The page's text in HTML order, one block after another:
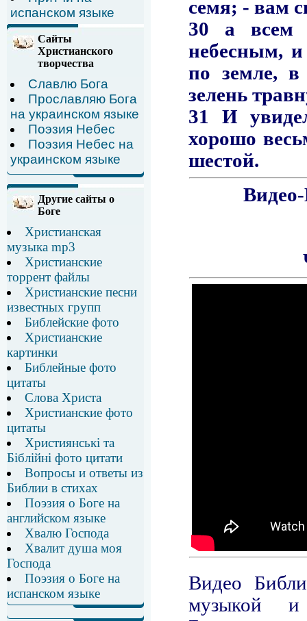
испанском языке
Сайты
Христианского
творчества
Славлю Бога
Прославляю Бога
на украинском языке
Поэзия Небес
Поэзия Небес на
украинском языке
Другие сайты о
Боге
Христианская
музыка mp3
Христианские
торрент файлы
Христианские песни
известных групп
Библейские фото
Христианские
картинки
Библейные фото
цитаты
Слова Христа
Христианские фото
цитаты
Християнські та
Біблійні фото цитати
Вопросы и ответы из
Библии в стихах
Поэзия о Боге на
английском языке
Хвалю Господа
Хвалит душа моя
Господа
Поэзия о Боге на
испанском языке